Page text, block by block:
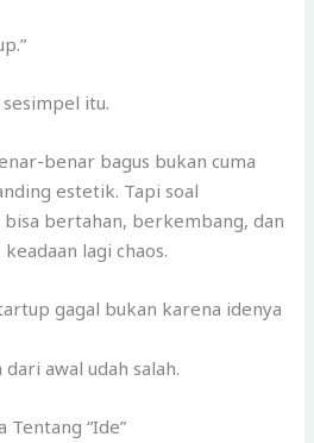
itu.
benar bagus bukan cuma
estetik. Tapi soal
bertahan, berkembang, dan
lagi chaos.
gagal bukan karena idenya
awal udah salah.
Tentang “Ide”